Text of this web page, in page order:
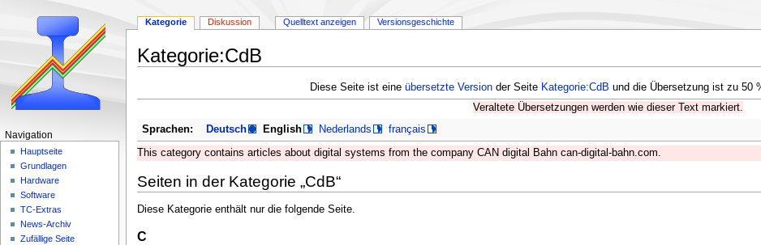
Kategorie:CdB
Navigation
Suche
Diese Seite ist eine übersetzte Versionder Seite Kategorie:CdB und die Übersetzung ist zu 50
Veraltete Übersetzungen werden wie dieser Text markiert.
Sprachen: Deutsch English Nederlands français
This category contains articles about digital systems from the company CAN digital Bahn can-digital-bahn.com.
Seiten in der Kategorie „CdB“
Diese Kategorie enthält nur die folgende Seite.
C
N
Kategorie Diskussion Quelltext anzeigen Versionsgeschichte
Navigation
Hauptseite
Grundlagen
Hardware
Software
TC-Extras
News-Archiv
Zufällige Seite